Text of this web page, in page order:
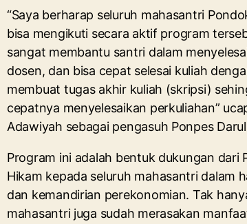
“Saya berharap seluruh mahasantri
bisa mengikuti secara aktif program
sangat membantu santri dalam
dosen, dan bisa cepat selesai kuliah
membuat tugas akhir kuliah (skripsi)
cepatnya menyelesaikan perkuliahan”
Adawiyah sebagai pengasuh Ponpes
Program ini adalah bentuk dukungan dari
Hikam kepada seluruh mahasantri dalam
dan kemandirian perekonomian. Tak
mahasantri juga sudah merasakan